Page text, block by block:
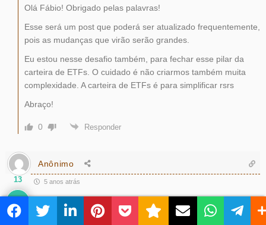
Olá Fábio! Obrigado pelas palavras!
Esse será um post que poderá ser atualizado frequentemente,
pois as mudanças que virão serão grandes.
Eu estou nesse desafio também, para fechar esse pilar da
carteira de ETFs. O cuidado é não criarmos também muita
complexidade. A carteira de ETFs é para simplificar rsrs
Abraço!
0 Responder
Anônimo
5 anos atrás
Ótimo texto André.
13